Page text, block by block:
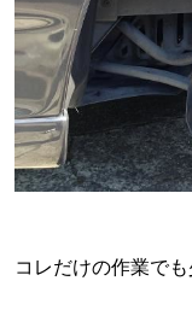
コレだけの作業で